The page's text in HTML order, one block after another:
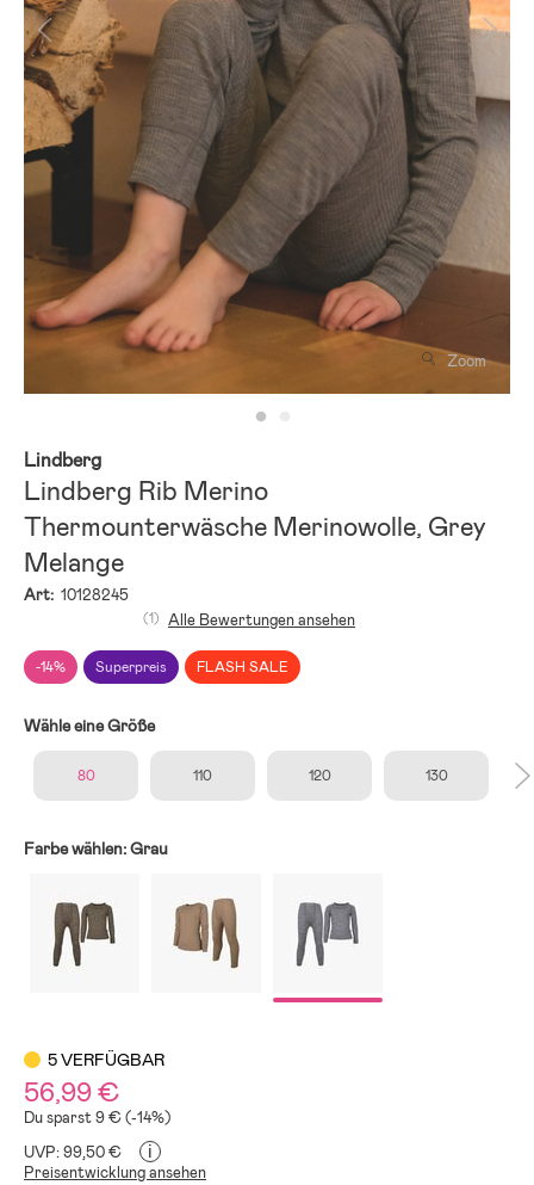
Zoom
Lindberg
Lindberg Rib Merino
Thermounterwäsche Merinowolle, Grey
Melange
Art: 10128245
-14% Superpreis FLASH SALE
(1) Alle Bewertungen ansehen
Wähle eine Größe
80 110 120 130
Farbe wählen:Grau
5 VERFÜGBAR
56,99 €
Du sparst 9 € (-14%)
UVP: 99,50 €
i
Preisentwicklung ansehen